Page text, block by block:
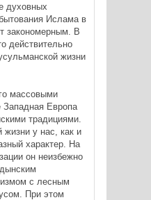
духовных
Ислама в
закономерным. В
действительно
жизни
массовыми
Европа
традициями.
у нас, как и
характер. На
он неизбежно
с лесным
При этом